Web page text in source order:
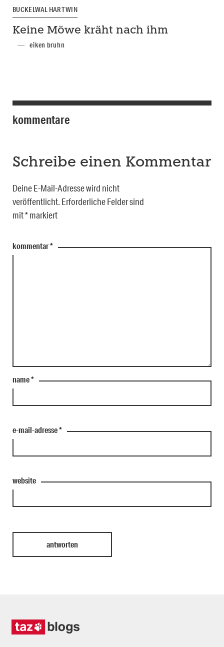
BUCKELWAL HARTWIN
Keine Möwe kräht nach ihm
eiken bruhn
kommentare
Schreibe einen Kommentar
Deine E-Mail-Adresse wird nicht
veröffentlicht. Erforderliche Felder sind
mit*markiert
kommentar*
name*
e-mail-adresse*
website